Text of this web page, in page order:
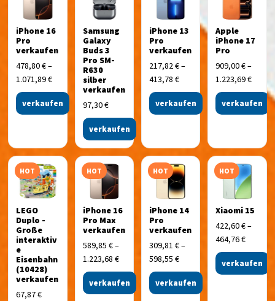
iPhone 16
Pro
verkaufen
478,80€–
1.071,89€
verkaufen
Samsung
Galaxy
Buds 3
Pro SM-
R630
silber
verkaufen
97,30€
verkaufen
iPhone 13
Pro
verkaufen
217,82€–
413,78 €
verkaufen
Apple
iPhone 17
Pro
909,00€–
1.223,69€
verkaufen
HOT
LEGO
Duplo -
Große
interaktiv
e
Eisenbahn
(10428)
verkaufen
67,87€
HOT
iPhone 16
Pro Max
verkaufen
589,85 €–
1.223,68 €
verkaufen
HOT
iPhone 14
Pro
verkaufen
309,81 €–
598,55 €
verkaufen
HOT
Xiaomi 15
422,60€–
464,76€
verkaufen